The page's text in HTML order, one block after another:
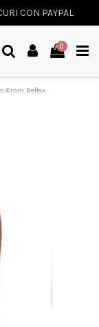
CON PAYPAL
0
6mm Reflex